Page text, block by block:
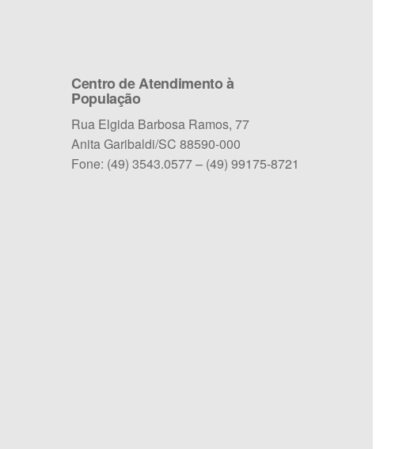
Centro de Atendimento à
População
Rua Elgida Barbosa Ramos, 77
Anita Garibaldi/SC 88590-000
Fone: (49) 3543.0577 – (49) 99175-8721